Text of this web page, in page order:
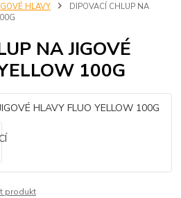
HLAVY
DIPOVACÍ CHLUP NA
NA JIGOVÉ
100G
produkt